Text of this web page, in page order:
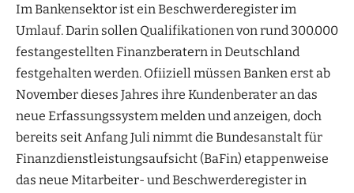
Im Bankensektor ist ein Beschwerderegister im
Umlauf. Darin sollen Qualifikationen von rund 300.000
festangestellten Finanzberatern in Deutschland
festgehalten werden. Ofiiziell müssen Banken erst ab
November dieses Jahres ihre Kundenberater an das
neue Erfassungssystem melden und anzeigen, doch
bereits seit Anfang Juli nimmt die Bundesanstalt für
Finanzdienstleistungsaufsicht (BaFin) etappenweise
das neue Mitarbeiter- und Beschwerderegister in